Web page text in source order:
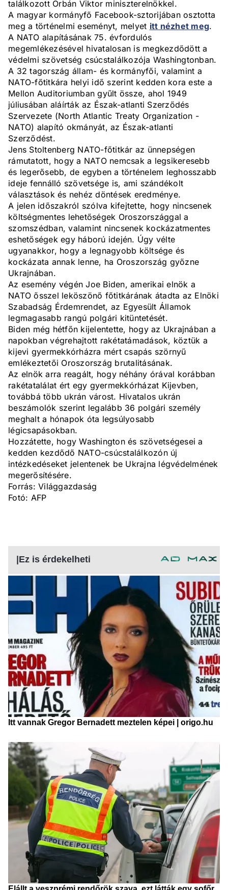
találkozott Orbán Viktor miniszterelnökkel.
A magyar kormányfő Facebook-sztorijában osztotta
meg a történelmi eseményt, melyet itt nézhet meg.
A NATO alapításának 75. évfordulós
megemlékezésével hivatalosan is megkezdődött a
védelmi szövetség csúcstalálkozója Washingtonban.
A 32 tagország állam- és kormányfői, valamint a
NATO-főtitkára helyi idő szerint kedden kora este a
Mellon Auditoriumban gyűlt össze, ahol 1949
júliusában aláírták az Észak-atlanti Szerződés
Szervezete (North Atlantic Treaty Organization -
NATO) alapító okmányát, az Észak-atlanti
Szerződést.
Jens Stoltenberg NATO-főtitkár az ünnepségen
rámutatott, hogy a NATO nemcsak a legsikeresebb
és legerősebb, de egyben a történelem leghosszabb
ideje fennálló szövetsége is, ami szándékolt
választások és nehéz döntések eredménye.
A jelen időszakról szólva kifejtette, hogy nincsenek
költségmentes lehetőségek Oroszországgal a
szomszédban, valamint nincsenek kockázatmentes
eshetőségek egy háború idején. Úgy vélte
ugyanakkor, hogy a legnagyobb költsége és
kockázata annak lenne, ha Oroszország győzne
Ukrajnában.
Az esemény végén Joe Biden, amerikai elnök a
NATO ősszel leköszönő főtitkárának átadta az Elnöki
Szabadság Érdemrendet, az Egyesült Államok
legmagasabb rangú polgári kitüntetését.
Biden még hétfőn kijelentette, hogy az Ukrajnában a
napokban végrehajtott rakétatámadások, köztük a
kijevi gyermekkórházra mért csapás szörnyű
emlékeztetői Oroszország brutalitásának.
Az elnök arra reagált, hogy néhány órával korábban
rakétatalálat ért egy gyermekkórházat Kijevben,
továbbá több ukrán várost. Hivatalos ukrán
beszámolók szerint legalább 36 polgári személy
meghalt a hónapok óta legsúlyosabb
légicsapásokban.
Hozzátette, hogy Washington és szövetségesei a
kedden kezdődő NATO-csúcstalálkozón új
intézkedéseket jelentenek be Ukrajna légvédelmének
megerősítésére.
Forrás: Világgazdaság
Fotó: AFP